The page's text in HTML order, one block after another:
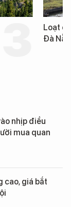
dự án bất động
Nẵng sắp bị kiểm
nhịp điều
mua quan
cao, giá bắt